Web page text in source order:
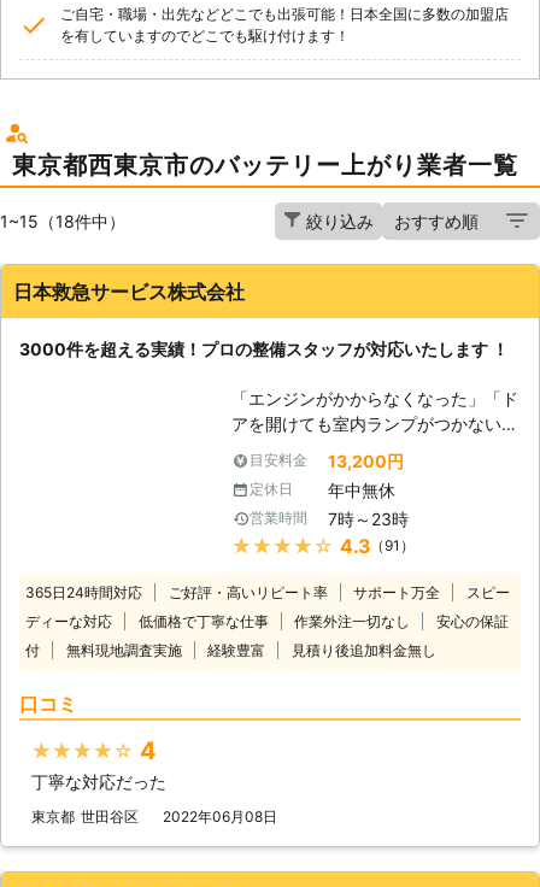
ご自宅・職場・出先などどこでも出張可能！日本全国に多数の加盟店
を有していますのでどこでも駆け付けます！
東京都西東京市のバッテリー上がり業者一覧
1~15（18件中） 絞り込み
日本救急サービス株式会社
3000件を超える実績！プロの整備スタッフが対応いたします ！
「エンジンがかからなくなった」「ド
アを開けても室内ランプがつかない」
バッテリーが上がってしまうと車にこ
のような症状があらわれます。 普段
は動いていた車が突然動かなくなって
は大変困りますし、慣れていない方は
パニックにもなりますよね。 ヒリつ
たらいいのか判断に迷うことと思いま
す。 そんな時には、日本救急サービ
ス(株)までご連絡ください。お客様の
うえで、バッテリー上がりの原因や車
開始いたします。 お見積り後の追加
料金は発生しませんのでご安心くださ
い。 出張無料となります。お気軽に
目安料金 13,200円
定休日 年中無休
営業時間 7時～23時
★★★★★ 4.3 （91）
365日24時間対応 ご好評・高いリピート率 サポート万全
スピー
ディーな対応
低価格で丁寧な仕事 作業外注一切なし
安心の保証
付
無料現地調査実施 経験豊富 見積り後追加料金無し
口コミ
★★★★★ 4
丁寧な対応だった
東京都 世田谷区 2022年06月08日